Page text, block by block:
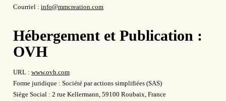
Courriel : info@mmcreation.com
Hébergement et Publication :
OVH
URL : www.ovh.com
Forme juridique : Société par actions simplifiées (SAS)
Siège Social : 2 rue Kellermann, 59100 Roubaix, France